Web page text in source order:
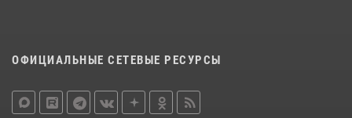
ОФИЦИАЛЬНЫЕ СЕТЕВЫЕ РЕСУРСЫ